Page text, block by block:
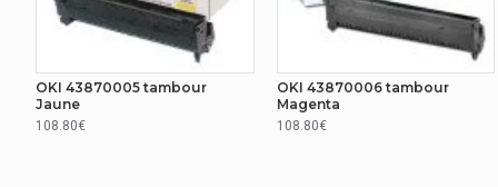
OKI 43870005 tambour
Jaune
108.80€
OKI 43870006 tambour
Magenta
108.80€